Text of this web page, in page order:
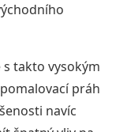
s takto vysokým
práh
navíc